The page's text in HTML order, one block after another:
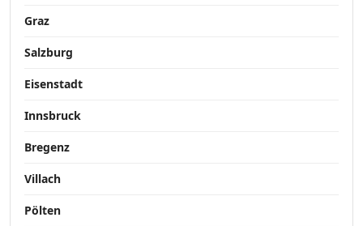
Graz
Salzburg
Eisenstadt
Innsbruck
Bregenz
Villach
Pölten